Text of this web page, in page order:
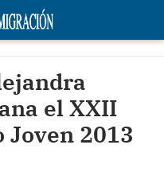
el XXII
Joven 2013